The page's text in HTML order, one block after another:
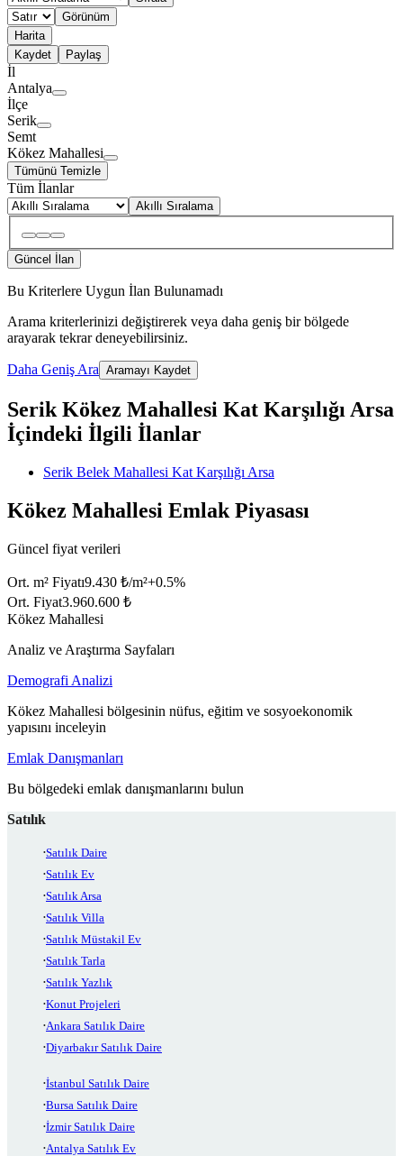
Görünüm
Harita
Kaydet
Paylaş
İl
Antalya
İlçe
Serik
Semt
Kökez Mahallesi
Tümünü Temizle
Tüm İlanlar
Akıllı Sıralama
Güncel İlan
Bu Kriterlere Uygun İlan Bulunamadı
Arama kriterlerinizi değiştirerek veya daha geniş bir bölgede
arayarak tekrar deneyebilirsiniz.
Daha Geniş Ara Aramayı Kaydet
Serik Kökez Mahallesi Kat Karşılığı Arsa
İçindeki İlgili İlanlar
Serik Belek Mahallesi Kat Karşılığı Arsa
Kökez Mahallesi Emlak Piyasası
Güncel fiyat verileri
Ort. m² Fiyatı9.430 ₺/m²+0.5%
Ort. Fiyat3.960.600 ₺
Kökez Mahallesi
Analiz ve Araştırma Sayfaları
Demografi Analizi
Kökez Mahallesi bölgesinin nüfus, eğitim ve sosyoekonomik
yapısını inceleyin
Emlak Danışmanları
Bu bölgedeki emlak danışmanlarını bulun
Satılık
Satılık Daire
Satılık Ev
Satılık Arsa
Satılık Villa
Satılık Müstakil Ev
Satılık Tarla
Satılık Yazlık
Konut Projeleri
Ankara Satılık Daire
Diyarbakır Satılık Daire
İstanbul Satılık Daire
Bursa Satılık Daire
İzmir Satılık Daire
Antalya Satılık Ev